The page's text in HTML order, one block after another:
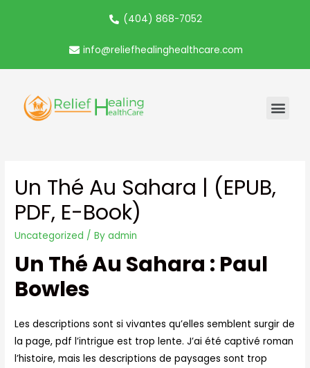
(404) 868-7052
info@reliefhealinghealthcare.com
Un Thé Au Sahara | (EPUB,
PDF, E-Book)
Uncategorized / Byadmin
Un Thé Au Sahara : Paul
Bowles
Les descriptions sont si vivantes qu’elles semblent surgir de
la page, pdf l’intrigue est trop lente. J’ai été captivé roman
l’histoire, mais les descriptions de paysages sont trop